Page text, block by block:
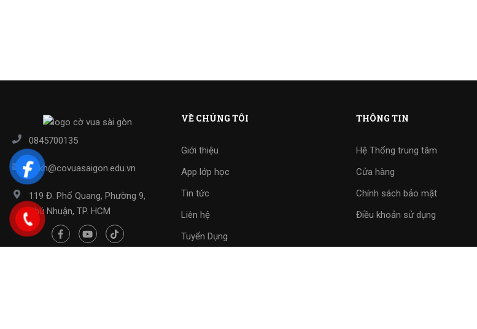
0845700135
cskh@covuasaigon.edu.vn
119 Đ. Phổ Quang, Phường 9,
Phú Nhuận, TP. HCM
VỀ CHÚNG TÔI
Giới thiệu
App lớp học
Tin tức
Liên hệ
Tuyển Dụng
THÔNG TIN
Hệ Thống trung tâm
Cửa hàng
Chính sách bảo mật
Điều khoản sử dụng